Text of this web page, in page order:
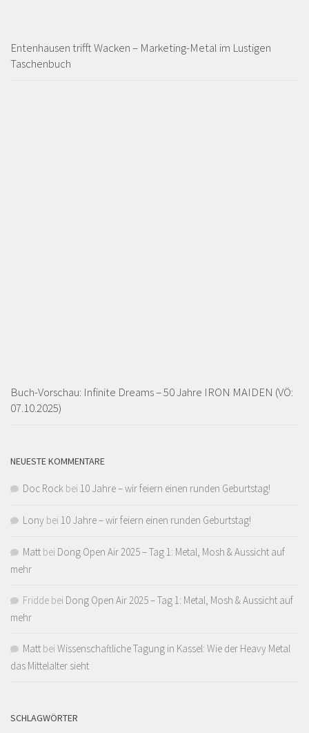
Entenhausen trifft Wacken – Marketing-Metal im Lustigen
Taschenbuch
Buch-Vorschau: Infinite Dreams – 50 Jahre IRON MAIDEN (VÖ:
07.10.2025)
NEUESTE KOMMENTARE
Doc Rock bei 10 Jahre – wir feiern einen runden Geburtstag!
Lony bei 10 Jahre – wir feiern einen runden Geburtstag!
Matt bei Dong Open Air 2025 – Tag 1: Metal, Mosh & Aussicht auf
mehr
Fridde bei Dong Open Air 2025 – Tag 1: Metal, Mosh & Aussicht auf
mehr
Matt bei Wissenschaftliche Tagung in Kassel: Wie der Heavy Metal
das Mittelalter sieht
SCHLAGWÖRTER